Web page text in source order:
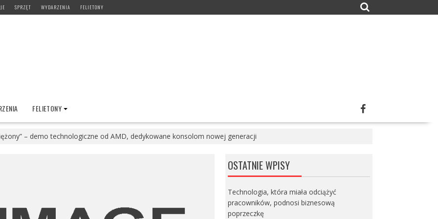
SPRZĘT WYDARZENIA FELIETONY
FELIETONY
– demo technologiczne od AMD, dedykowane konsolom nowej generacji
OSTATNIE WPISY
Technologia, która miała odciążyć
pracowników, podnosi biznesową
poprzeczkę